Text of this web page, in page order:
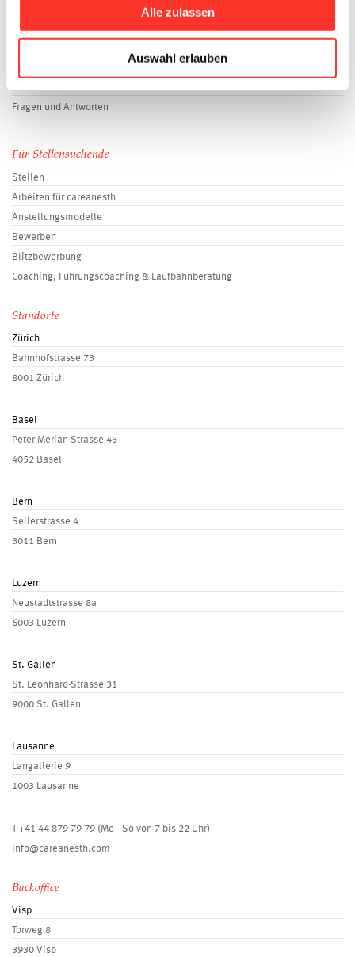
Alle zulassen
Auswahl erlauben
Fragen und Antworten
Für Stellensuchende
Stellen
Arbeiten für careanesth
Anstellungsmodelle
Bewerben
Blitzbewerbung
Coaching, Führungscoaching & Laufbahnberatung
Standorte
Zürich
Bahnhofstrasse 73
8001 Zürich
Basel
Peter Merian-Strasse 43
4052 Basel
Bern
Seilerstrasse 4
3011 Bern
Luzern
Neustadtstrasse 8a
6003 Luzern
St. Gallen
St. Leonhard-Strasse 31
9000 St. Gallen
Lausanne
Langallerie 9
1003 Lausanne
T+41 44 879 79 79 (Mo - So von 7 bis 22 Uhr)
info@careanesth.com
Backoffice
Visp
Torweg 8
3930 Visp